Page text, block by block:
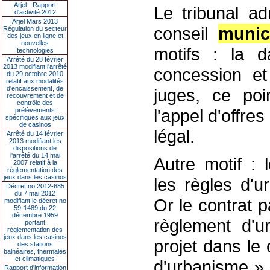
Arjel - Rapport
d'activité 2012
Arjel Mars 2013
Régulation du secteur
des jeux en ligne et
nouvelles
technologies
Arrêté du 28 février
2013 modifiant l'arrêté
du 29 octobre 2010
relatif aux modalités
d'encaissement, de
recouvrement et de
contrôle des
prélèvements
spécifiques aux jeux
de casinos
Arrêté du 14 février
2013 modifiant les
dispositions de
l'arrêté du 14 mai
2007 relatif à la
réglementation des
jeux dans les casinos
Décret no 2012-685
du 7 mai 2012
modifiant le décret no
59-1489 du 22
décembre 1959
portant
réglementation des
jeux dans les casinos
des stations
balnéaires, thermales
et climatiques
Rapport d'information
Le tribunal
conseil
motifs : la
concession
juges, ce
l'appel
légal.
Autre motif :
les règles
Or le contrat
règlement
projet dans le